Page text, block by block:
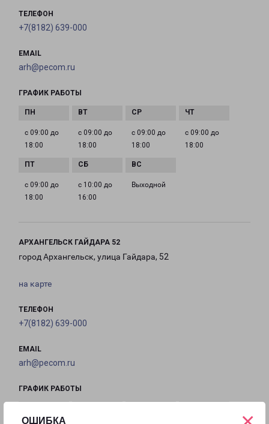
ОШИБКА
ТЕЛЕФОН
+7(8182) 639-000
EMAIL
arh@pecom.ru
ГРАФИК РАБОТЫ
с 09:00 до
18:00
с 09:00 до
18:00
с 09:00 до
18:00
с 09:00 до
18:00
с 09:00 до
18:00
с 10:00 до
16:00
Выходной
АРХАНГЕЛЬСК ГАЙДАРА 52
город Архангельск, улица Гайдара, 52
на карте
ТЕЛЕФОН
+7(8182) 639-000
EMAIL
arh@pecom.ru
ГРАФИК РАБОТЫ